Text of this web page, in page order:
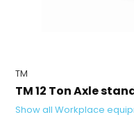
TM
TM 12 Ton Axle
Show all Workplace